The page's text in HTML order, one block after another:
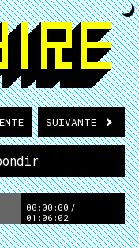
SUIVANTE
00:00:00 /
01:06:02